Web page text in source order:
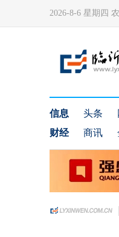
2026-8-6 星期四
信息 头条
财经
商讯